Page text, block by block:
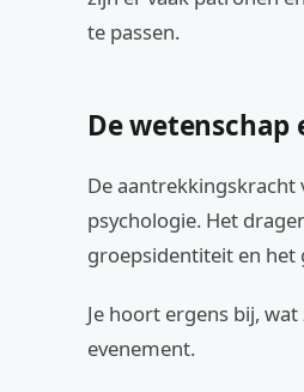
te passen.
De wetenschap
De aantrekkingskracht
psychologie. Het
groepsidentiteit en het
Je hoort ergens bij,
evenement.